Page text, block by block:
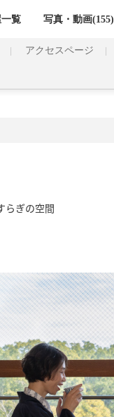
覧 写真・動画(155)
アクセスページ
らぎの空間